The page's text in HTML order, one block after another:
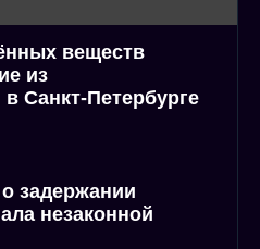
веществ
из
Санкт-Петербурге
задержании
незаконной